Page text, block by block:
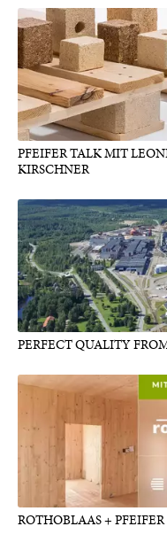
PFEIFER TALK MIT
KIRSCHNER
PERFECT QUALITY
ROTHOBLAAS +